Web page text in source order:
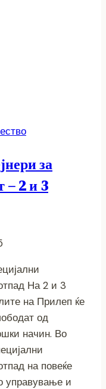
за
– 2 и 3
На 2 и 3
на Прилеп ќе
од
начин. Во
на повеќе
управување и